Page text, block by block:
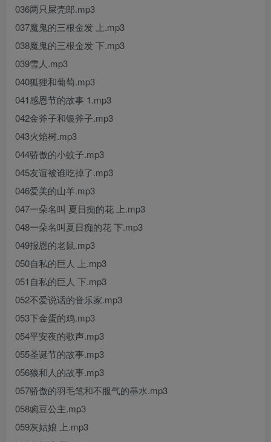
036两只屎壳郎.mp3
037魔鬼的三根金发 上.mp3
038魔鬼的三根金发 下.mp3
039雪人.mp3
040狐狸和葡萄.mp3
041感恩节的故事 1.mp3
042金斧子和银斧子.mp3
043火焰树.mp3
044骄傲的小蚊子.mp3
045友谊被谁吃掉了.mp3
046爱美的山羊.mp3
047一朵名叫 夏日痴的花 上.mp3
048一朵名叫夏日痴的花 下.mp3
049报恩的老鼠.mp3
050自私的巨人 上.mp3
051自私的巨人 下.mp3
052不爱说话的音乐家.mp3
053下金蛋的鸡.mp3
054平安夜的歌声.mp3
055圣诞节的故事.mp3
056狼和人的故事.mp3
057骄傲的羽毛笔和不服气的墨水.mp3
058豌豆公主.mp3
059灰姑娘 上.mp3